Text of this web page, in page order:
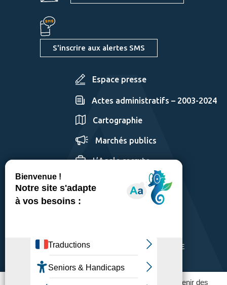
Ce site utilise des traceurs pour fonctionner et obtenir des
S'inscrire aux alertes SMS
Espace presse
Actes administratifs – 2003-2024
Cartographie
Marchés publics
L’Agglo recrute
ACCESSIBILITÉ: PARTIELLEMENT CONFORME
POLITIQUE DE CONFIDENTIALITÉ